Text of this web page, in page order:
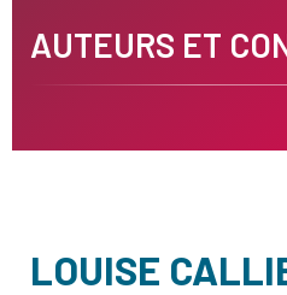
AUTEURS ET
LOUISE